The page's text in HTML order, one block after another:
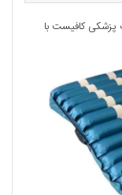
پزشکی کافیست با